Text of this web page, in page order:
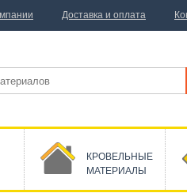
КРОВЕЛЬНЫЕ
МАТЕРИАЛЫ
Доставка и оплата